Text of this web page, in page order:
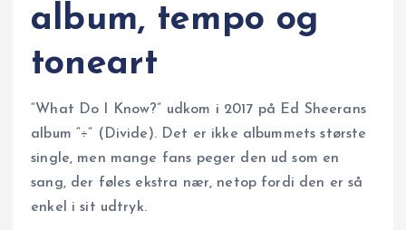
album, tempo og
toneart
“What Do I Know?” udkom i 2017 på Ed Sheerans
album “÷” (Divide). Det er ikke albummets største
single, men mange fans peger den ud som en
sang, der føles ekstra nær, netop fordi den er så
enkel i sit udtryk.